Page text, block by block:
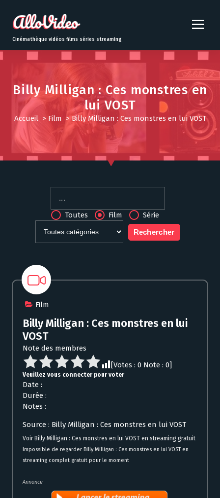
t
o
Cinémathèque vidéos films séries streaming
Billy Milligan : Ces monstres en
lui VOST
Accueil> Film > Billy Milligan : Ces monstres en lui VOST
Toutes Film Série
Film
Billy Milligan : Ces monstres en lui
VOST
Note des membres
[Votes : 0 Note : 0]
Veuillez vous connecter pour voter
Date :
Durée :
Notes :
Source : Billy Milligan : Ces monstres en lui VOST
Voir Billy Milligan : Ces monstres en lui VOST en streaming gratuit
Impossible de regarder Billy Milligan : Ces monstres en lui VOST en
streaming complet gratuit pour le moment
Annonce